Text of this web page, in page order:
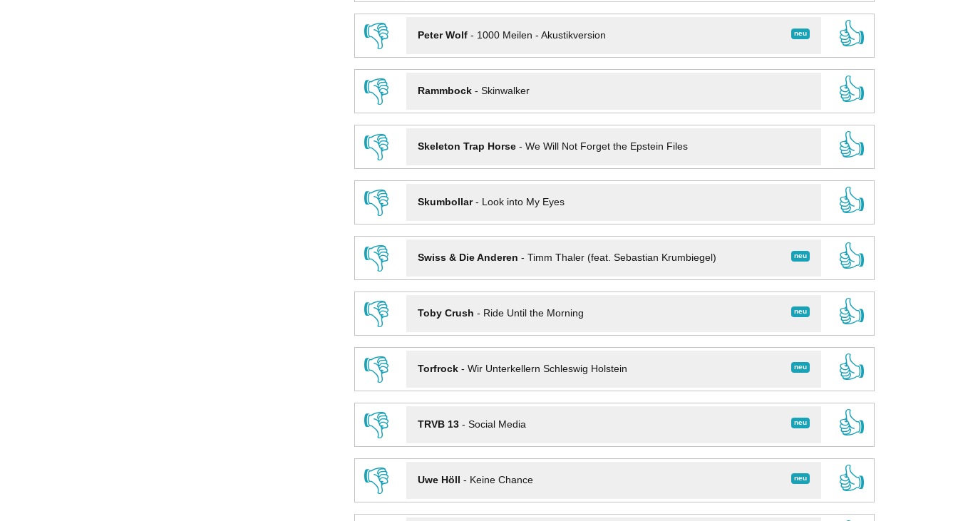
👎
neu
Peter Wolf- 1000 Meilen - Akustikversion
👍
👎
Rammbock- Skinwalker
👍
👎
Skeleton Trap Horse- We Will Not Forget the Epstein Files
👍
👎
Skumbollar- Look into My Eyes
👍
👎
neu
Swiss & Die Anderen - Timm Thaler (feat. Sebastian Krumbiegel)
👍
👎
neu
Toby Crush - Ride Until the Morning
👍
👎
neu
Torfrock- Wir Unterkellern Schleswig Holstein
👍
👎
neu
TRVB 13- Social Media
👍
👎
neu
Uwe Höll - Keine Chance
👍